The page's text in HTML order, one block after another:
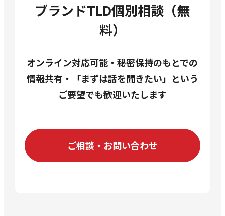
ブランドTLD個別相談（無
料）
オンライン対応可能・秘密保持のもとでの
情報共有・
「まずは話を聞きたい」という
ご要望でも歓迎いたします
ご相談・お問い合わせ